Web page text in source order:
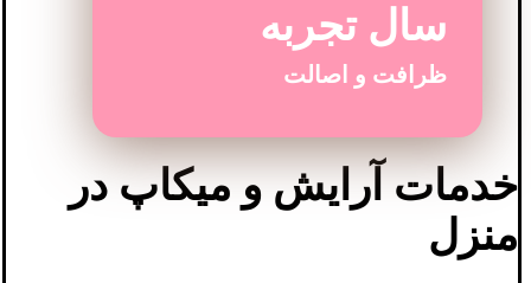
سال تجربه
ظرافت و اصالت
خدمات آرایش و میکاپ در
منزل